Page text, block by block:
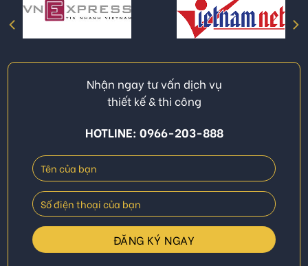
Nhận ngay tư vấn dịch vụ
thiết kế & thi công
HOTLINE: 0966-203-888